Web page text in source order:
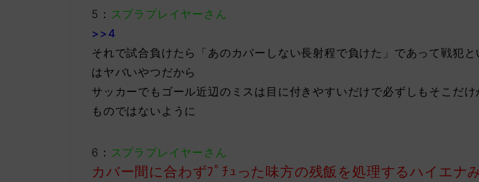
5： スプラプレイヤーさん
>>4
それで試合負けたら「あのカバーしない長射程で負けた」であって戦犯
はヤバいやつだから
サッカーでもゴール近辺のミスは目に付きやすいだけで必ずしもそこだけ
ものではないように
6： スプラプレイヤーさん
カバー間に合わずﾌﾟﾁｭった味方の残飯を処理するハイエナ